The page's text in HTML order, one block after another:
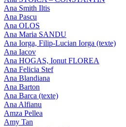
Ana Smith Iltis
Ana Pascu
Ana OLOS
Ana Maria SANDU
Ana Iorga, Filip-Lucian Iorga (texte)
Ana Iacov
Ana HOGAS, Ionut FLOREA
Ana Felicia Stef
Ana Blandiana
Ana Barton
Ana Barca (texte)
Ana Alfianu
Amza Pellea
Amy Tan